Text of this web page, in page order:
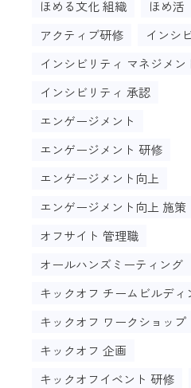
ほめる文化 組織
ほめ活
アクティブ研修
インシ
インシビリティ マネジメン
インシビリティ 承認
エンゲージメント
エンゲージメント 研修
エンゲージメント向上
エンゲージメント向上 施策
オフサイト 管理職
オールハンズミーティング
キックオフ チームビルディ
キックオフ ワークショップ
キックオフ 企画
キックオフイベント 研修